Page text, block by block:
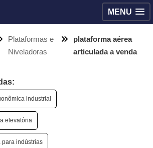
MENU
Plataformas e
Niveladoras
plataforma aérea
articulada a venda
industrial
elevatória
para indústrias